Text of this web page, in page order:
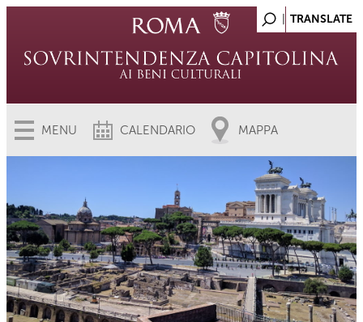
MENU CALENDARIO MAPPA